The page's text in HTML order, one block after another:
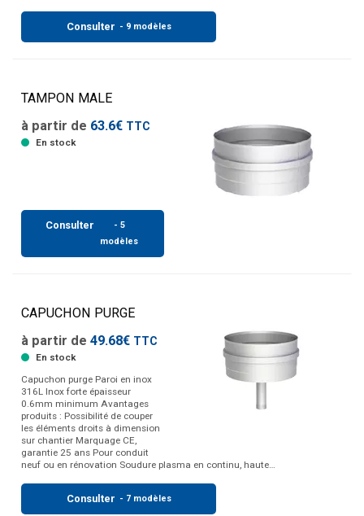
Consulter - 9 modèles
TAMPON MALE
à partir de 63.6€ TTC
En stock
Consulter
- 5
modèles
CAPUCHON PURGE
à partir de 49.68€ TTC
En stock
Capuchon purge Paroi en inox
316L Inox forte épaisseur
0.6mm minimum Avantages
produits : Possibilité de couper
les éléments droits à dimension
sur chantier Marquage CE,
garantie 25 ans Pour conduit
neuf ou en rénovation Soudure plasma en continu, haute…
Consulter - 7 modèles